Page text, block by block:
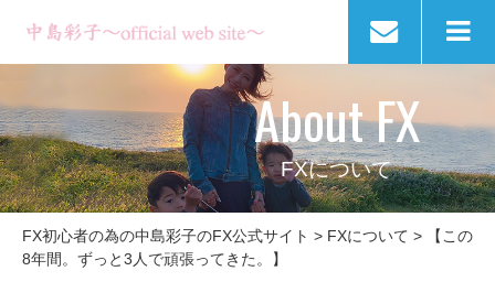
About FX
FXについて
FX初心者の為の中島彩子のFX公式サイト > FXについて >
【この
8年間。ずっと3人で頑張ってきた。】